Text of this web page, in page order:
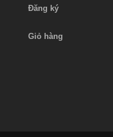
Xem chi tiết
Đăng ký
Giỏ hàng